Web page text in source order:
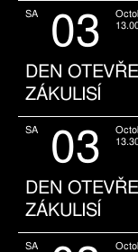
SA 03
DEN
ZÁKULISÍ
SA 03
DEN
ZÁKULISÍ
SA